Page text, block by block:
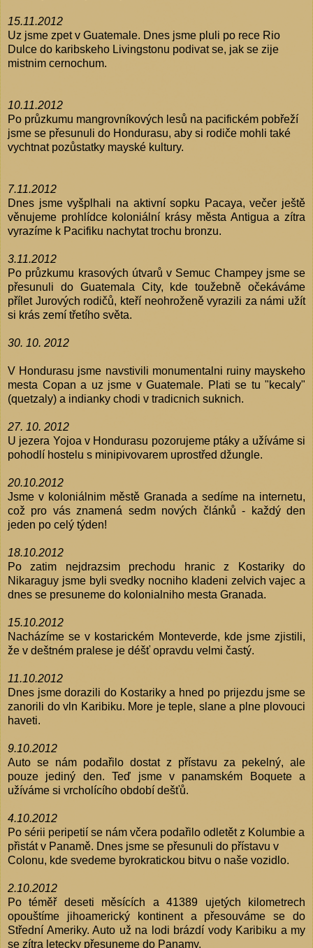
15.11.2012
Uz jsme zpet v Guatemale. Dnes jsme pluli po rece Rio
Dulce do karibskeho Livingstonu podivat se, jak se zije
mistnim cernochum.
10.11.2012
Po průzkumu mangrovníkových lesů na pacifickém pobřeží
jsme se přesunuli do Hondurasu, aby si rodiče mohli také
vychtnat pozůstatky mayské kultury.
7.11.2012
Dnes jsme vyšplhali na aktivní sopku Pacaya, večer ještě
věnujeme prohlídce koloniální krásy města Antigua a zítra
vyrazíme k Pacifiku nachytat trochu bronzu.
3.11.2012
Po průzkumu krasových útvarů v Semuc Champey jsme se
přesunuli do Guatemala City, kde toužebně očekáváme
přílet Jurových rodičů, kteří neohroženě vyrazili za námi užít
si krás zemí třetího světa.
30. 10. 2012
V Hondurasu jsme navstivili monumentalni ruiny mayskeho
mesta Copan a uz jsme v Guatemale. Plati se tu "kecaly"
(quetzaly) a indianky chodi v tradicnich suknich.
27. 10. 2012
U jezera Yojoa v Hondurasu pozorujeme ptáky a užíváme si
pohodlí hostelu s minipivovarem uprostřed džungle.
20.10.2012
Jsme v koloniálnim městě Granada a sedíme na internetu,
což pro vás znamená sedm nových článků - každý den
jeden po celý týden!
18.10.2012
Po zatim nejdrazsim prechodu hranic z Kostariky do
Nikaraguy jsme byli svedky nocniho kladeni zelvich vajec a
dnes se presuneme do kolonialniho mesta Granada.
15.10.2012
Nacházíme se v kostarickém Monteverde, kde jsme zjistili,
že v deštném pralese je déšť opravdu velmi častý.
11.10.2012
Dnes jsme dorazili do Kostariky a hned po prijezdu jsme se
zanorili do vln Karibiku. More je teple, slane a plne plovouci
haveti.
9.10.2012
Auto se nám podařilo dostat z přístavu za pekelný, ale
pouze jediný den. Teď jsme v panamském Boquete a
užíváme si vrcholícího období dešťů.
4.10.2012
Po sérii peripetií se nám včera podařilo odletět z Kolumbie a
přistát v Panamě. Dnes jsme se přesunuli do přístavu v
Colonu, kde svedeme byrokratickou bitvu o naše vozidlo.
2.10.2012
Po téměř deseti měsících a 41389 ujetých kilometrech
opouštíme jihoamerický kontinent a přesouváme se do
Střední Ameriky. Auto už na lodi brázdí vody Karibiku a my
se zítra letecky přesuneme do Panamy.